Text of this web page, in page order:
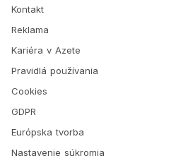
Kontakt
Reklama
Kariéra v Azete
Pravidlá používania
Cookies
GDPR
Európska tvorba
Nastavenie súkromia